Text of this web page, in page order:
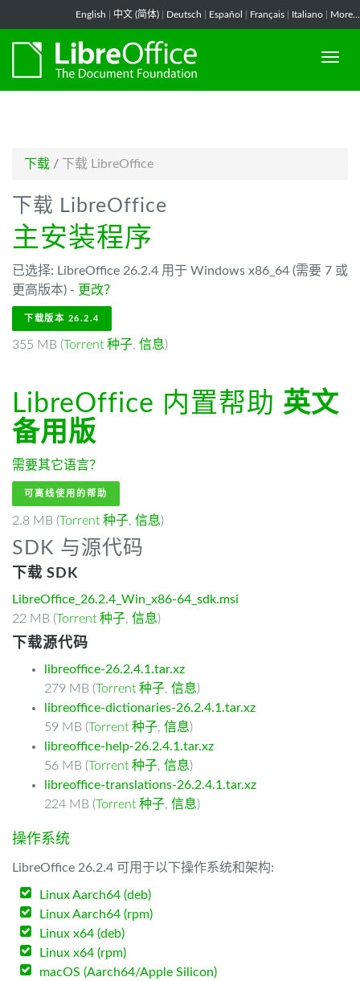
English 中文 (简体) Deutsch Español Français Italiano More...
下载 / 下载 LibreOffice
下载 LibreOffice
主安装程序
已选择: LibreOffice 26.2.4 用于 Windows x86_64 (需要 7 或
更高版本) - 更改？
下载版本 26.2.4
355 MB (Torrent 种子, 信息)
LibreOffice 内置帮助 英文
备用版
需要其它语言？
可离线使用的帮助
2.8 MB (Torrent 种子, 信息)
SDK 与源代码
下载 SDK
LibreOffice_26.2.4_Win_x86-64_sdk.msi
22 MB (Torrent 种子, 信息)
下载源代码
libreoffice-26.2.4.1.tar.xz
279 MB (Torrent 种子, 信息)
libreoffice-dictionaries-26.2.4.1.tar.xz
59 MB (Torrent 种子, 信息)
libreoffice-help-26.2.4.1.tar.xz
56 MB (Torrent 种子, 信息)
libreoffice-translations-26.2.4.1.tar.xz
224 MB (Torrent 种子, 信息)
操作系统
LibreOffice 26.2.4 可用于以下操作系统和架构:
Linux Aarch64 (deb)
Linux Aarch64 (rpm)
Linux x64 (deb)
Linux x64 (rpm)
macOS (Aarch64/Apple Silicon)